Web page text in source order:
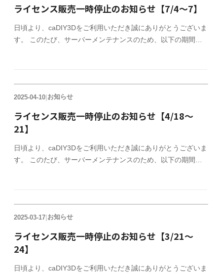
ライセンス販売一時停止のお知らせ【7/4～7】
日頃より、caDIY3Dをご利用いただき誠にありがとうございま
す。 このたび、サーバーメンテナンスのため、以下の期間に
ろしくお願いいたします。
2025-04-10|お知らせ
ライセンス販売一時停止のお知らせ【4/18～
21】
日頃より、caDIY3Dをご利用いただき誠にありがとうございま
す。 このたび、サーバーメンテナンスのため、以下の期間に
よろしくお願いいたします。
2025-03-17|お知らせ
ライセンス販売一時停止のお知らせ【3/21～
24】
日頃より、caDIY3Dをご利用いただき誠にありがとうございま